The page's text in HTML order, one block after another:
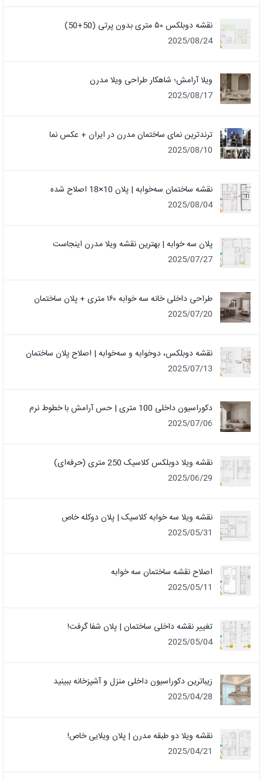
نقشه دوبلکس ۵۰ متری بدون پرتی (50+50)
2025/08/24
ویلا آرامش؛ شاهکار طراحی ویلا مدرن
2025/08/17
ترندترین نمای ساختمان مدرن در ایران + عکس نما
2025/08/10
نقشه ساختمان سه‌خوابه | پلان 10×18 اصلاح شده
2025/08/04
پلان سه خوابه | بهترین نقشه ویلا مدرن اینجاست
2025/07/27
طراحی داخلی خانه سه خوابه ۱۶۰ متری + پلان ساختمان
2025/07/20
نقشه دوبلکس، دوخوابه و سه‌خوابه | اصلاح پلان ساختمان
2025/07/13
دکوراسیون داخلی 100 متری | حس آرامش با خطوط نرم
2025/07/06
نقشه ویلا دوبلکس کلاسیک 250 متری (حرفه‌ای)
2025/06/29
نقشه ویلا سه خوابه کلاسیک | پلان دوکله خاص
2025/05/31
اصلاح نقشه ساختمان سه خوابه
2025/05/11
تغییر نقشه داخلی ساختمان | پلان شفا گرفت!
2025/05/04
زیباترین دکوراسیون داخلی منزل و آشپزخانه ببینید
2025/04/28
نقشه ویلا دو طبقه مدرن | پلان ویلایی خاص!
2025/04/21